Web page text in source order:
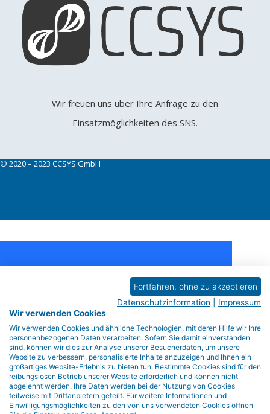
Wir freuen uns über Ihre Anfrage zu den
Einsatzmöglichkeiten des SNS.
© 2020 – 2023 CCSYS GmbH
Black Friday Sale -
50% Discount
Day
Hr
Min
Sec
Fortfahren, ohne zu akzeptieren
Datenschutzinformation
Impressum
Wir verwenden Cookies
Wir verwenden Cookies und ähnliche Technologien, mit deren Hilfe wir Ihre
personenbezogenen Daten verarbeiten. Sofern Sie damit einverstanden
sind, können wir dies zur Analyse unserer Besucherdaten, um unsere
Website zu verbessern, personalisierte Inhalte anzuzeigen und Ihnen ein
großartiges Website-Erlebnis zu bieten tun. Bestimmte Cookies sind für den
reibungslosen Betrieb unserer Website erforderlich und können nicht
abgelehnt werden. Ihre Daten werden bei der Nutzung von Cookies
teilweise mit Drittanbietern geteilt. Für weitere Informationen und
Einwilligungsmöglichkeiten zu den von uns verwendeten Cookies öffnen